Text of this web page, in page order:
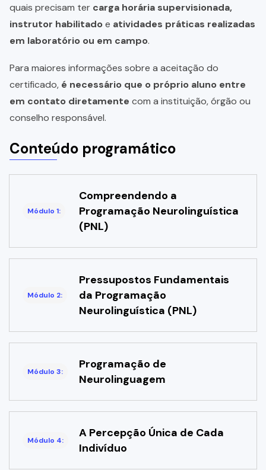
quais precisam ter carga horária supervisionada,
instrutor habilitadoe atividades práticas realizadas
em laboratório ou em campo.
Para maiores informações sobre a aceitação do
certificado, é necessário que o próprio aluno entre
em contato diretamente com a instituição, órgão ou
conselho responsável.
Conteúdo programático
Módulo 1:
Compreendendo a
Programação Neurolinguística
(PNL)
Módulo 2:
Pressupostos Fundamentais
da Programação
Neurolinguística (PNL)
Módulo 3:
Programação de
Neurolinguagem
Módulo 4:
A Percepção Única de Cada
Indivíduo